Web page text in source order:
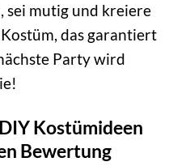
sei mutig und kreiere
das garantiert
Party wird
Kostümideen
Bewertung